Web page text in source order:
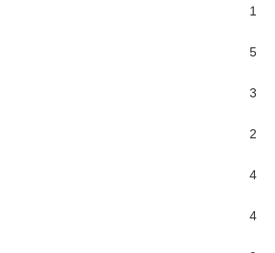
1
5
3
2
4
4